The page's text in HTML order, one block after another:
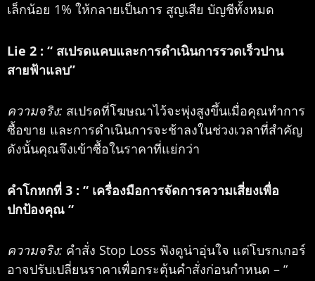
เล็กน้อย 1% ให้กลายเป็นการ สูญเสีย บัญชีทั้งหมด
Lie 2 : “ สเปรดแคบและการดำเนินการรวดเร็วปาน
สายฟ้าแลบ”
ความจริง: สเปรดที่โฆษณาไว้จะพุ่งสูงขึ้นเมื่อคุณทำการ
ซื้อขาย และการดำเนินการจะช้าลงในช่วงเวลาที่สำคัญ
ดังนั้นคุณจึงเข้าซื้อในราคาที่แย่กว่า
คำโกหกที่ 3 : “ เครื่องมือการจัดการความเสี่ยงเพื่อ
ปกป้องคุณ “
ความจริง: คำสั่ง Stop Loss ฟังดูน่าอุ่นใจ แต่โบรกเกอร์
อาจปรับเปลี่ยนราคาเพื่อกระตุ้นคำสั่งก่อนกำหนด – “